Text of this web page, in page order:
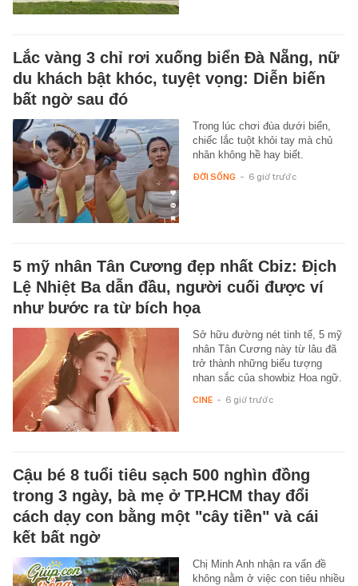
Lắc vàng 3 chỉ rơi xuống biển Đà Nẵng, nữ
du khách bật khóc, tuyệt vọng: Diễn biến
bất ngờ sau đó
Trong lúc chơi đùa dưới biển,
chiếc lắc tuột khỏi tay mà chủ
nhân không hề hay biết.
ĐỜI SỐNG - 6 giờ trước
5 mỹ nhân Tân Cương đẹp nhất Cbiz: Địch
Lệ Nhiệt Ba dẫn đầu, người cuối được ví
như bước ra từ bích họa
Sở hữu đường nét tinh tế, 5 mỹ
nhân Tân Cương này từ lâu đã
trở thành những biểu tượng
nhan sắc của showbiz Hoa ngữ.
CINE - 6 giờ trước
Cậu bé 8 tuổi tiêu sạch 500 nghìn đồng
trong 3 ngày, bà mẹ ở TP.HCM thay đổi
cách dạy con bằng một "cây tiền" và cái
kết bất ngờ
Chị Minh Anh nhận ra vấn đề
không nằm ở việc con tiêu nhiều